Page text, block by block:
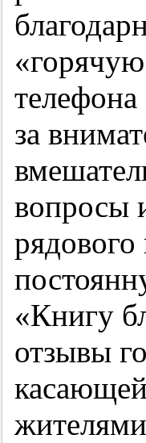
телефона
за
вопросы
«Книгу
отзывы